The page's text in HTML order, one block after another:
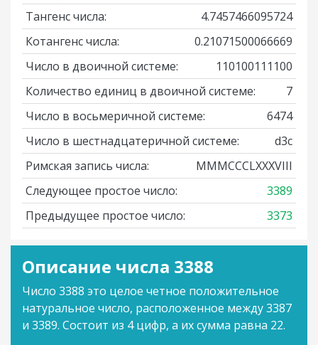
Тангенс числа:
4.7457466095724
Котангенс числа:
0.21071500066669
Число в двоичной системе:
110100111100
Количество единиц в двоичной системе:
7
Число в восьмеричной системе:
6474
Число в шестнадцатеричной системе:
d3c
Римская запись числа:
MMMCCCLXXXVIII
Следующее простое число:
3389
Предыдущее простое число:
3373
Описание числа 3388
Число 3388 это целое четное положительное
натуральное число, расположенное между 3387
и 3389. Состоит из 4 цифр, а их сумма равна 22.